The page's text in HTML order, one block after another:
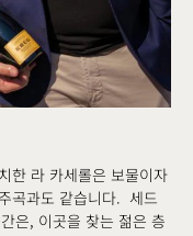
한 라 카세롤은 보물이자
곡과도 같습니다. 세드
은, 이곳을 찾는 젊은 층